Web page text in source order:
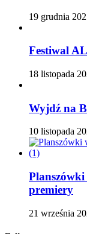
19 grudnia
Festiwal
18 listopada
Wyjdź na
10 listopada
premiery
21 września